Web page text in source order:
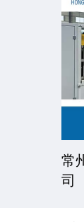
常
司